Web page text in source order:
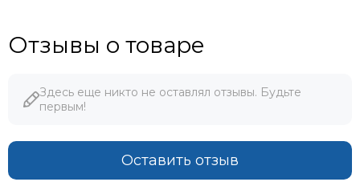
Отзывы о товаре
Здесь еще никто не оставлял отзывы. Будьте
первым!
Оставить отзыв